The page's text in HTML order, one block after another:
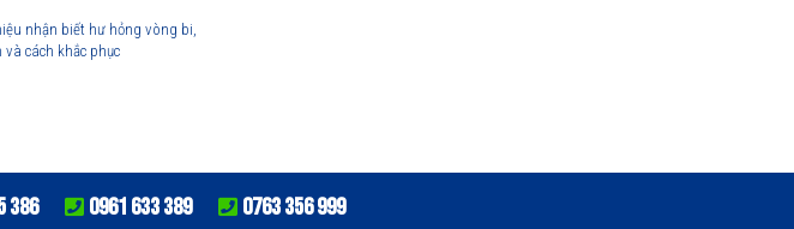
nhận biết hư hỏng vòng bi,
và cách khắc phục
386 0961 633 389 0763 356 999